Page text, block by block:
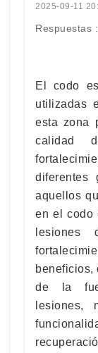
2025-09-11
Respuestas
El codo
utilizadas
esta zona
calidad
diferentes
aquellos
en el codo
lesiones
beneficios,
de la